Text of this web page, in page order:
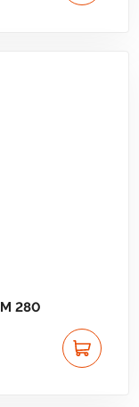
280